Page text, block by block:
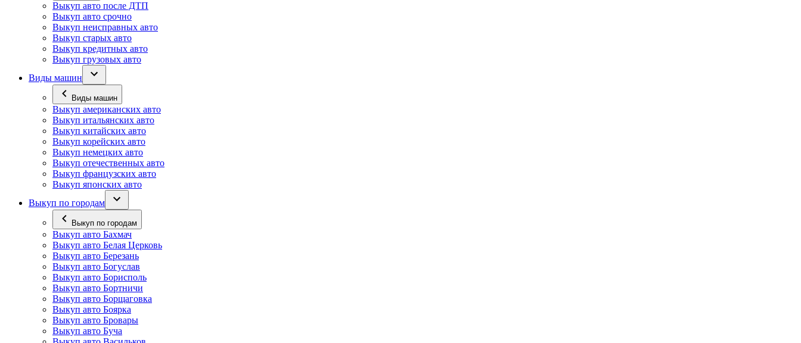
Выкуп авто после ДТП
Выкуп авто срочно
Выкуп неисправных авто
Выкуп старых авто
Выкуп кредитных авто
Выкуп грузовых авто
Виды машин
Виды машин
Выкуп американских авто
Выкуп итальянских авто
Выкуп китайских авто
Выкуп корейских авто
Выкуп немецких авто
Выкуп отечественных авто
Выкуп французских авто
Выкуп японских авто
Выкуп по городам
Выкуп по городам
Выкуп авто Бахмач
Выкуп авто Белая Церковь
Выкуп авто Березань
Выкуп авто Богуслав
Выкуп авто Борисполь
Выкуп авто Бортничи
Выкуп авто Борщаговка
Выкуп авто Боярка
Выкуп авто Бровары
Выкуп авто Буча